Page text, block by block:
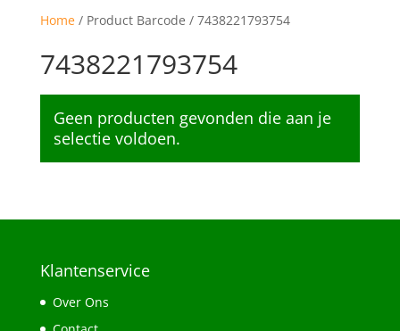
Home/ Product Barcode / 7438221793754
7438221793754
Geen producten gevonden die aan je
selectie voldoen.
Klantenservice
Over Ons